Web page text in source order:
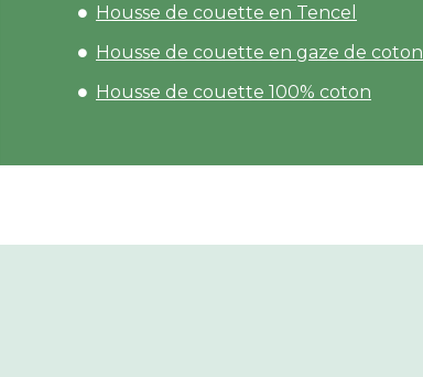
Housse de couette en Tencel
Housse de couette en gaze de coton
Housse de couette 100% coton